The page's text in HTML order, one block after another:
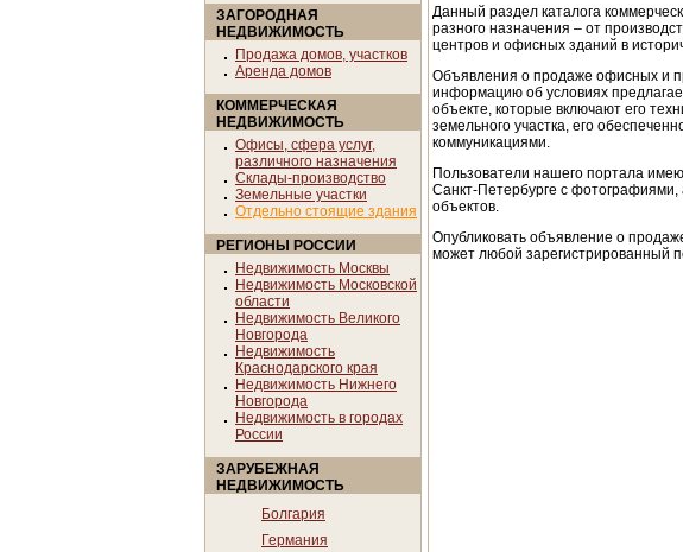
ЗАГОРОДНАЯ
НЕДВИЖИМОСТЬ
Продажа домов, участков
Аренда домов
КОММЕРЧЕСКАЯ
НЕДВИЖИМОСТЬ
Офисы, сфера услуг,
различного назначения
Склады-производство
Земельные участки
Отдельно стоящие здания
РЕГИОНЫ РОССИИ
Недвижимость Москвы
Недвижимость Московской
области
Недвижимость Великого
Новгорода
Недвижимость
Краснодарского края
Недвижимость Нижнего
Новгорода
Недвижимость в городах
России
ЗАРУБЕЖНАЯ
НЕДВИЖИМОСТЬ
Болгария
Германия
Данный раздел каталога
разного назначения – от
центров и офисных зданий в
Объявления о продаже офисных и
информацию об условиях
объекте, которые включают его
земельного участка, его
коммуникациями.
Пользователи нашего портала
Санкт-Петербурге с
объектов.
Опубликовать объявление о
может любой зарегистрированный